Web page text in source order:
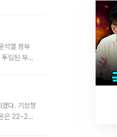
석열 정부
입된 부산
다. 기상청
은 22~27